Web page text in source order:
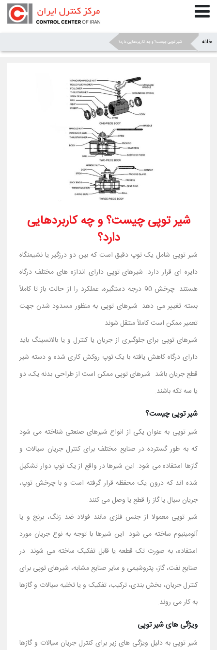
خانه » شیر توپی چیست؟ و چه کاربردهایی دارد؟
شیر توپی چیست؟ و چه کاربردهایی
دارد؟
شیر توپی شامل یک توپ دقیق است که بین دو درزگیر یا نشیمنگاه
دایره ای قرار دارد. شیرهای توپی دارای اندازه های مختلف درگاه
هستند. چرخش 90 درجه دستگیره، عملکرد را از حالت باز تا کاملاً
بسته تغییر می دهد. شیرهای توپی به منظور مسدود شدن جهت
تعمیر ممکن است کاملاً منتقل شوند.
شیرهای توپی برای جلوگیری از جریان یا کنترل و یا بالانسینگ باید
دارای درگاه کاهش یافته با یک توپ روکش کاری شده و دسته شیر
قطع جریان باشد. شیرهای توپی ممکن است از طراحی بدنه یک، دو
یا سه تکه باشند.
شیر توپی چیست؟
شیر توپی به عنوان یکی از انواع شیرهای صنعتی شناخته می شود
که به طور گسترده در صنایع مختلف برای کنترل جریان سیالات و
گازها استفاده می ‌شود. این شیرها در واقع از یک توپ دوار تشکیل
شده ‌اند که درون یک محفظه قرار گرفته ‌است و با چرخش توپ،
جریان سیال یا گاز را قطع یا وصل می ‌کنند.
شیر توپی معمولا از جنس فلزی مانند فولاد ضد زنگ، برنج و یا
آلومینیوم ساخته می‌ شود. این شیرها با توجه به نوع جریان مورد
استفاده، به صورت تک قطعه یا قابل تفکیک ساخته می ‌شوند. در
صنایع نفت، گاز، پتروشیمی و سایر صنایع مشابه، شیرهای توپی برای
کنترل جریان، بخش ‌بندی، ترکیب، تفکیک و یا تخلیه سیالات و گازها
به کار می ‌روند.
ویژگی های شیر توپی
شیر توپی به دلیل ویژگی ‌های زیر برای کنترل جریان سیالات و گازها